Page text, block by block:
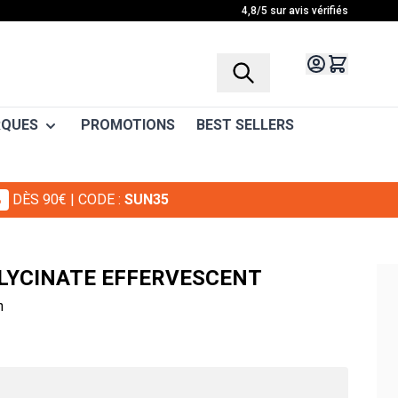
4,8/5 sur avis vérifiés
minceur / En-cas
d'appétit
Musculaire
PROMOTIONS BEST SELLERS
DÈS 90€ | CODE : SUN35
EFFERVESCENT